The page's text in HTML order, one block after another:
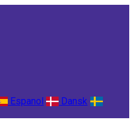
Espanol
Dansk